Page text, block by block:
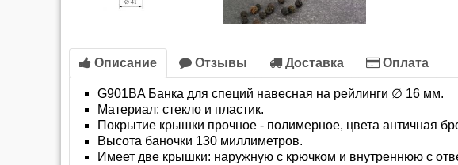
Описание Отзывы Доставка Оплата
G901BA Банка для специй навесная на рейлинги ∅ 16 мм.
Материал: стекло и пластик.
Покрытие крышки прочное - полимерное, цвета античная
Высота баночки 130 миллиметров.
Имеет две крышки: наружную с крючком и внутреннюю с